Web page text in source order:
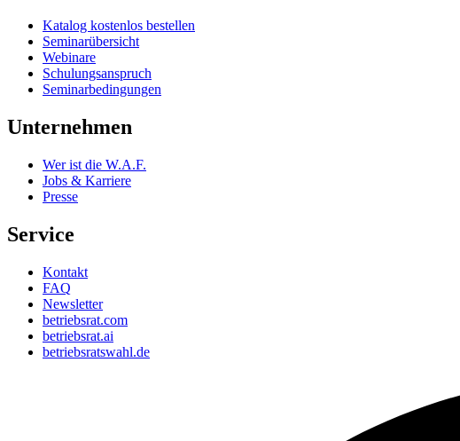
Katalog kostenlos bestellen
Seminarübersicht
Webinare
Schulungsanspruch
Seminarbedingungen
Unternehmen
Wer ist die W.A.F.
Jobs & Karriere
Presse
Service
Kontakt
FAQ
Newsletter
betriebsrat.com
betriebsrat.ai
betriebsratswahl.de